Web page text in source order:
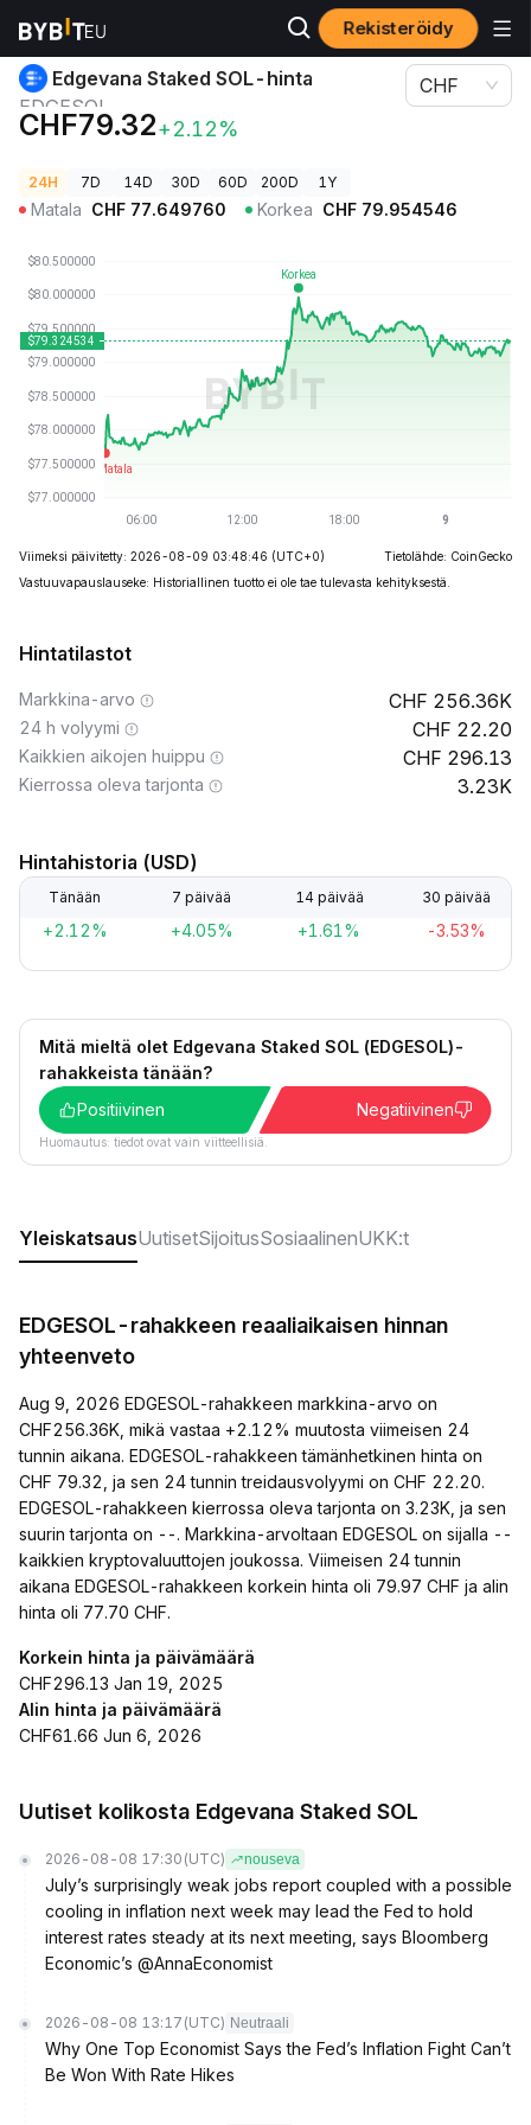
Rekisteröidy
Kryptohinnat Edgevana Staked SOL-hinta EDGESOL
Edgevana Staked SOL-hinta
EDGESOL
CHF79.32+2.12%
CHF
24H 7D 14D 30D 60D 200D 1Y
Matala CHF 77.649760 Korkea CHF 79.954546
Viimeksi päivitetty: 2026-08-09 03:48:46 (UTC+0)
Tietolähde: CoinGecko
Vastuuvapauslauseke: Historiallinen tuotto ei ole tae tulevasta kehityksestä.
Hintatilastot
Markkina-arvo 256.36K
24 h volyymi 22.20
Kaikkien aikojen huippu 296.13
Kierrossa oleva tarjonta 3.23K
Hintahistoria (USD)
Tänään 7 päivää 14 päivää 30 päivää
+2.12% +4.05% +1.61% -3.53%
Mitä mieltä olet Edgevana Staked SOL (EDGESOL)-
rahakkeista tänään?
Positiivinen
Negatiivinen
Huomautus: tiedot ovat vain viitteellisiä.
YleiskatsausUutisetSijoitusSosiaalinenUKK:t
EDGESOL-rahakkeen reaaliaikaisen hinnan
yhteenveto
Aug 9, 2026 EDGESOL-rahakkeen markkina-arvo on
CHF256.36K, mikä vastaa +2.12% muutosta viimeisen 24
tunnin aikana. EDGESOL-rahakkeen tämänhetkinen hinta on
CHF 79.32, ja sen 24 tunnin treidausvolyymi on CHF 22.20.
EDGESOL-rahakkeen kierrossa oleva tarjonta on 3.23K, ja sen
suurin tarjonta on --. Markkina-arvoltaan EDGESOL on sijalla --
kaikkien kryptovaluuttojen joukossa. Viimeisen 24 tunnin
aikana EDGESOL-rahakkeen korkein hinta oli 79.97 CHF ja alin
hinta oli 77.70 CHF.
Korkein hinta ja päivämäärä
CHF296.13 Jan 19, 2025
Alin hinta ja päivämäärä
CHF61.66 Jun 6, 2026
Uutiset kolikosta Edgevana Staked SOL
2026-08-08 17:30 (UTC) nouseva
July’s surprisingly weak jobs report coupled with a possible
cooling in inflation next week may lead the Fed to hold
interest rates steady at its next meeting, says Bloomberg
Economic’s @AnnaEconomist
2026-08-08 13:17 (UTC) Neutraali
Why One Top Economist Says the Fed’s Inflation Fight Can’t
Be Won With Rate Hikes